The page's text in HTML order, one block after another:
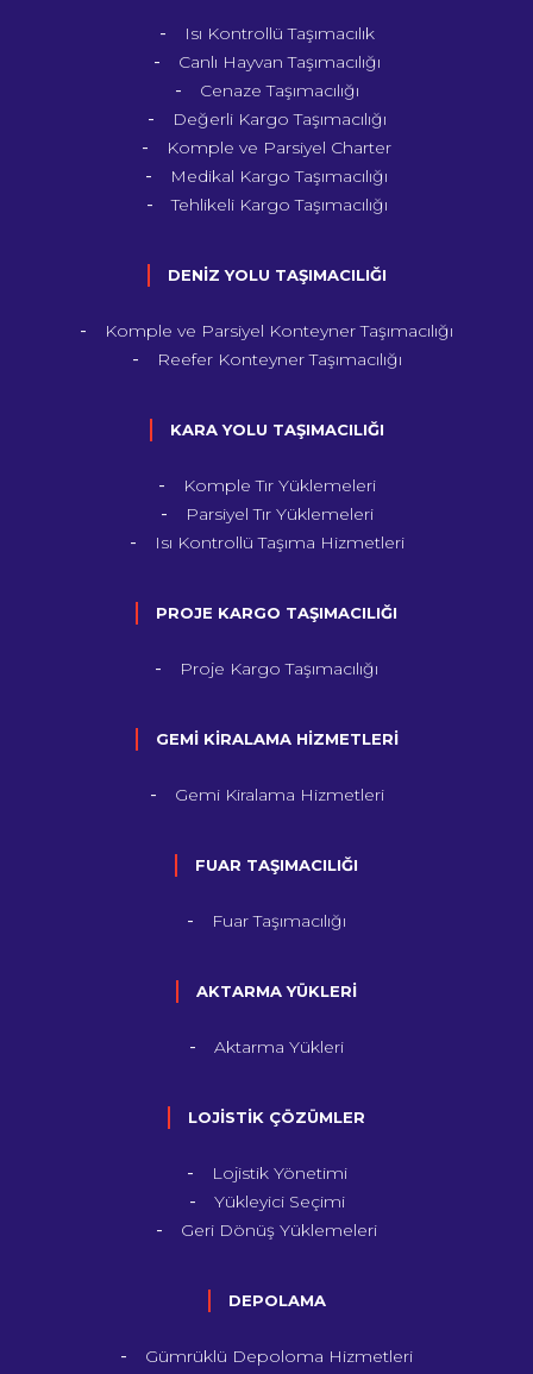
Isı Kontrollü Taşımacılık
Canlı Hayvan Taşımacılığı
Cenaze Taşımacılığı
Değerli Kargo Taşımacılığı
Komple ve Parsiyel Charter
Medikal Kargo Taşımacılığı
Tehlikeli Kargo Taşımacılığı
DENİZ YOLU TAŞIMACILIĞI
Komple ve Parsiyel Konteyner Taşımacılığı
Reefer Konteyner Taşımacılığı
KARA YOLU TAŞIMACILIĞI
Komple Tır Yüklemeleri
Parsiyel Tır Yüklemeleri
Isı Kontrollü Taşıma Hizmetleri
PROJE KARGO TAŞIMACILIĞI
Proje Kargo Taşımacılığı
GEMİ KİRALAMA HİZMETLERİ
Gemi Kiralama Hizmetleri
FUAR TAŞIMACILIĞI
Fuar Taşımacılığı
AKTARMA YÜKLERİ
Aktarma Yükleri
LOJİSTİK ÇÖZÜMLER
Lojistik Yönetimi
Yükleyici Seçimi
Geri Dönüş Yüklemeleri
DEPOLAMA
Gümrüklü Depoloma Hizmetleri